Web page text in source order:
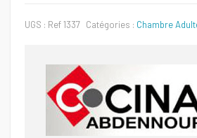
UGS : Ref 1337 Catégories : Chambre